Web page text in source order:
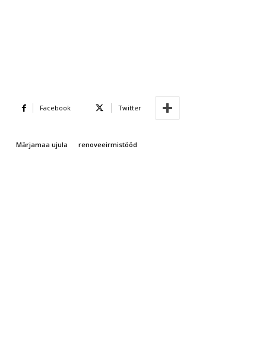
Facebook Twitter
Märjamaa ujula renoveeirmistööd